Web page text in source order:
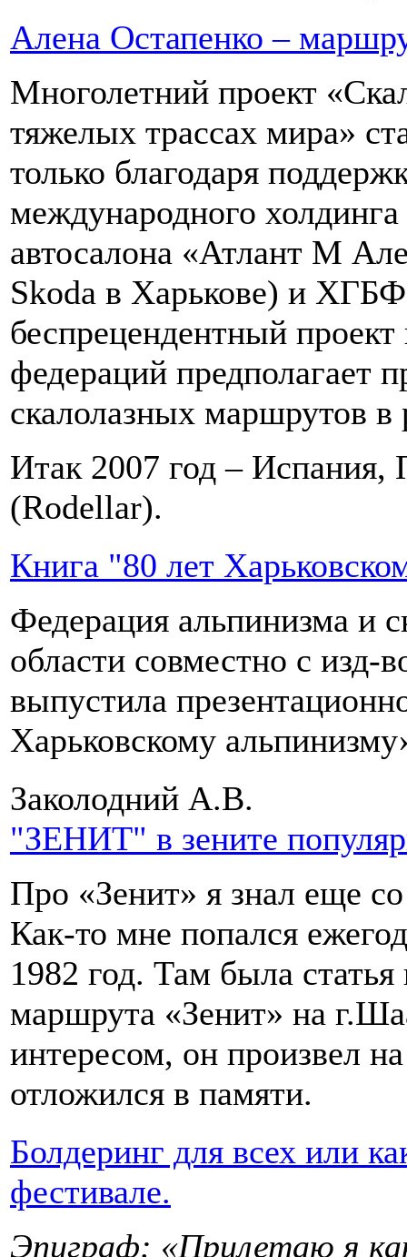
Алена Остапенко –
Многолетний проект
тяжелых трассах мира»
только благодаря
международного
автосалона «Атлант М
Skoda в Харькове) и
беспрецендентный
федераций предполагает
скалолазных маршрутов
Итак 2007 год – Испания,
(Rodellar).
Книга "80 лет
Федерация альпинизма и
области совместно с изд-
выпустила
Харьковскому
Заколодний А.В.
"ЗЕНИТ" в зените
Про «Зенит» я знал еще
Как-то мне попался
1982 год. Там была
маршрута «Зенит» на
интересом, он произвел
отложился в памяти.
Болдеринг для всех или
фестивале.
Эпиграф: «Прилетаю я